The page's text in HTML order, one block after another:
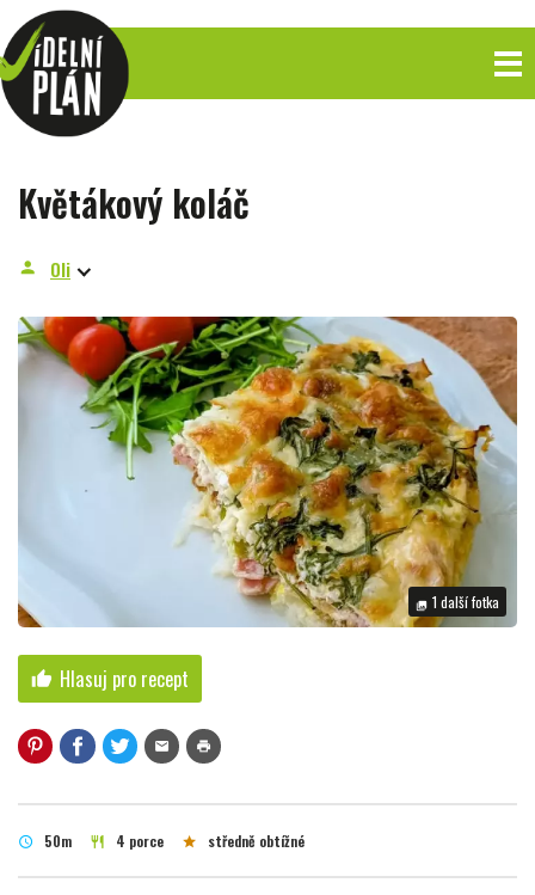
Květákový koláč
person Oli
photo_library 1 další fotka
thumb_up Hlasuj pro recept
mail print
schedule 50m restaurant 4 porce star středně obtížné